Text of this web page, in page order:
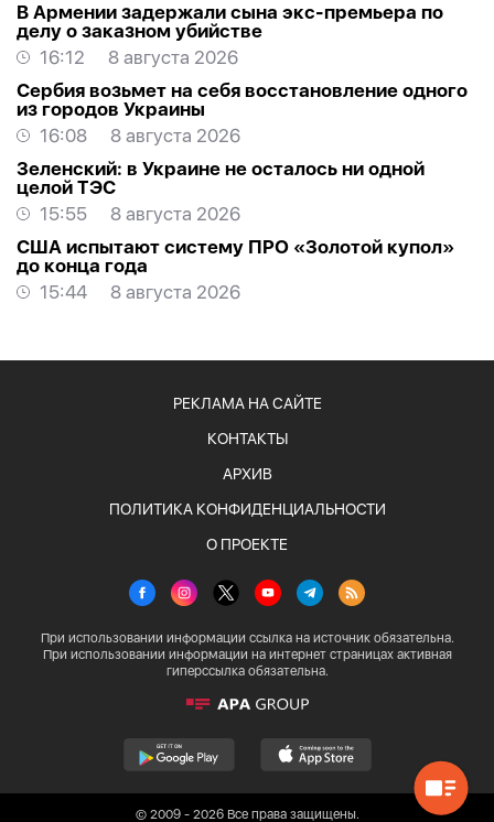
В Армении задержали сына экс-премьера по
делу о заказном убийстве
16:12
8 августа 2026
Сербия возьмет на себя восстановление одного
из городов Украины
16:08
8 августа 2026
Зеленский: в Украине не осталось ни одной
целой ТЭС
15:55
8 августа 2026
США испытают систему ПРО «Золотой купол»
до конца года
15:44
8 августа 2026
РЕКЛАМА НА САЙТЕ
КОНТАКТЫ
АРХИВ
ПОЛИТИКА КОНФИДЕНЦИАЛЬНОСТИ
О ПРОЕКТЕ
При использовании информации ссылка на источник обязательна.
При использовании информации на интернет страницах активная
гиперссылка обязательна.
© 2009 - 2026 Все права защищены.